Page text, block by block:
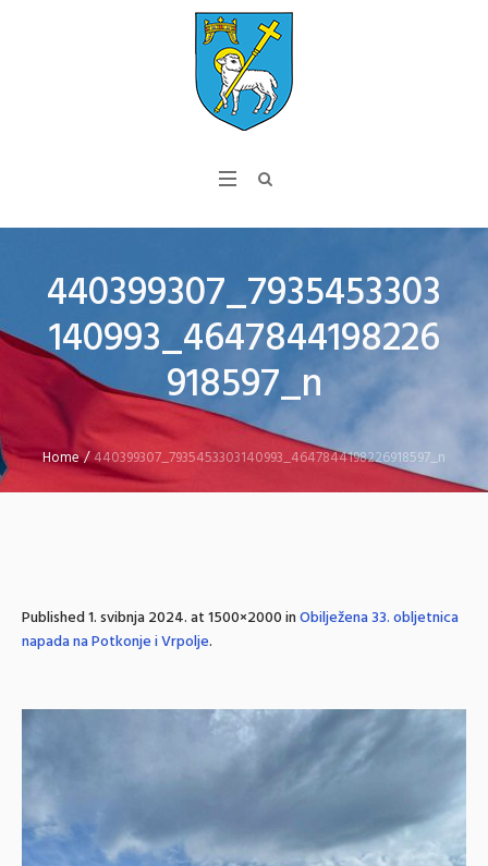
440399307_7935453303
140993_4647844198226
918597_n
Home/440399307_7935453303140993_4647844198226918597_n
Published1. svibnja 2024.at 1500×2000 inObilježena 33. obljetnica
napada na Potkonje i Vrpolje.